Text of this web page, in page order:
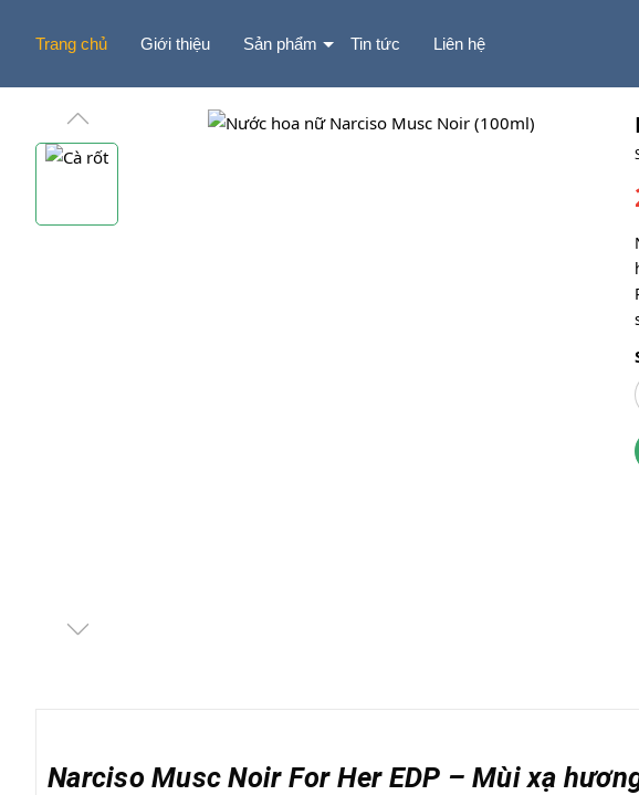
Trang chủ Giới thiệu Sản phẩm Tin tức Liên hệ
Narciso Musc Noir For Her EDP – Mùi xạ